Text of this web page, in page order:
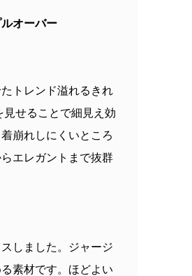
オーバー
トレンド溢れるきれ
せることで細見え効
崩れしにくいところ
エレガントまで抜群
しました。ジャージ
素材です。ほどよい